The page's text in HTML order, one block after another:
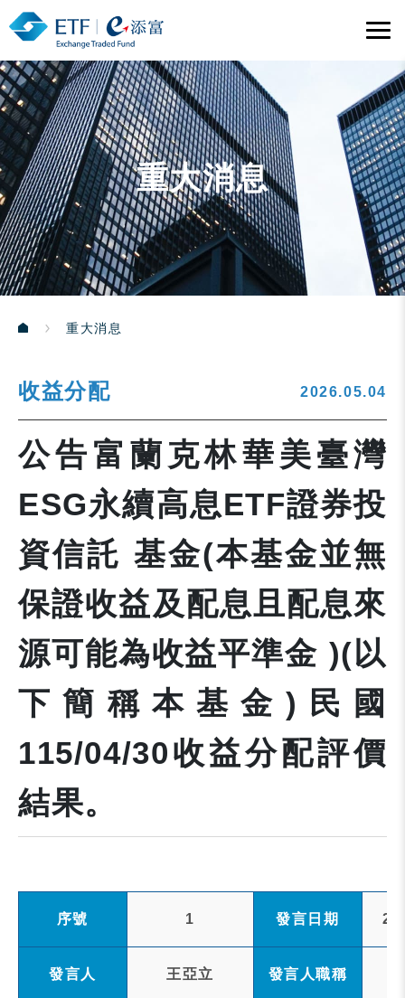
重大消息
重大消息
收益分配 2026.05.04
公告富蘭克林華美臺灣
ESG永續高息ETF證券投
資信託 基金(本基金並無
保證收益及配息且配息來
源可能為收益平準金 )(以
下簡稱本基金)民國
115/04/30收益分配評價
結果。
序號 1 發言日期
發言人 王亞立 發言人職稱